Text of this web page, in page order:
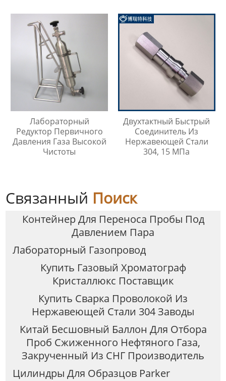
Лабораторный
Редуктор Первичного
Давления Газа Высокой
Чистоты
Двухтактный Быстрый
Соединитель Из
Нержавеющей Стали
304, 15 МПа
Связанный Поиск
Контейнер Для Переноса Пробы Под
Давлением Пара
Лабораторный Газопровод
Купить Газовый Хроматограф
Кристаллюкс Поставщик
Купить Сварка Проволокой Из
Нержавеющей Стали 304 Заводы
Китай Бесшовный Баллон Для Отбора
Проб Сжиженного Нефтяного Газа,
Закрученный Из СНГ Производитель
Цилиндры Для Образцов Parker